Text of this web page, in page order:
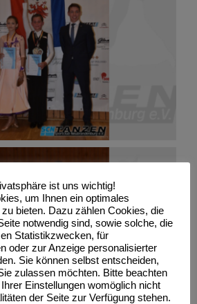
ist uns wichtig!
um Ihnen ein optimales
bieten. Dazu zählen Cookies, die
notwendig sind, sowie solche, die
Statistikzwecken, für
oder zur Anzeige personalisierter
Sie können selbst entscheiden,
zulassen möchten. Bitte beachten
Einstellungen womöglich nicht
der Seite zur Verfügung stehen.